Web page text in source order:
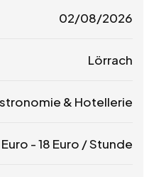
02/08/2026
Lörrach
& Hotellerie
Euro -18 Euro / Stunde